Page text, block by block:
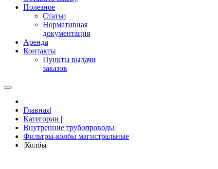
Полезное
Статьи
Нормативная
документация
Аренда
Контакты
Пункты выдачи
заказов
Главная|
Категории |
Внутренние трубопроводы|
Фильтры-колбы магистральные
|Колбы